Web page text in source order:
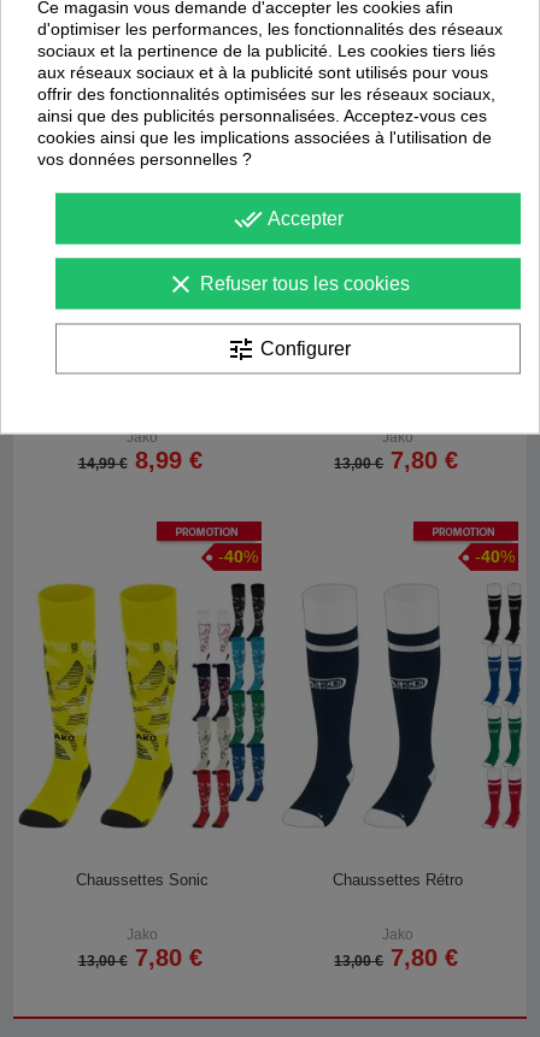
Promotion
-40 %
Jako
14,99 € 8,99 €
Promotion
-40
Jako
13,00 € 7,80 €
Promotion
-40%
Chaussettes Sonic
Jako
13,00 € 7,80 €
Promotion
-40%
Chaussettes Rétro
Jako
13,00 € 7,80 €
Ce magasin vous demande d'accepter les cookies afin
d'optimiser les performances, les fonctionnalités des réseaux
sociaux et la pertinence de la publicité. Les cookies tiers liés
aux réseaux sociaux et à la publicité sont utilisés pour vous
offrir des fonctionnalités optimisées sur les réseaux sociaux,
ainsi que des publicités personnalisées. Acceptez-vous ces
cookies ainsi que les implications associées à l'utilisation de
vos données personnelles ?
done_all Accepter
clear Refuser tous les cookies
tune Configurer